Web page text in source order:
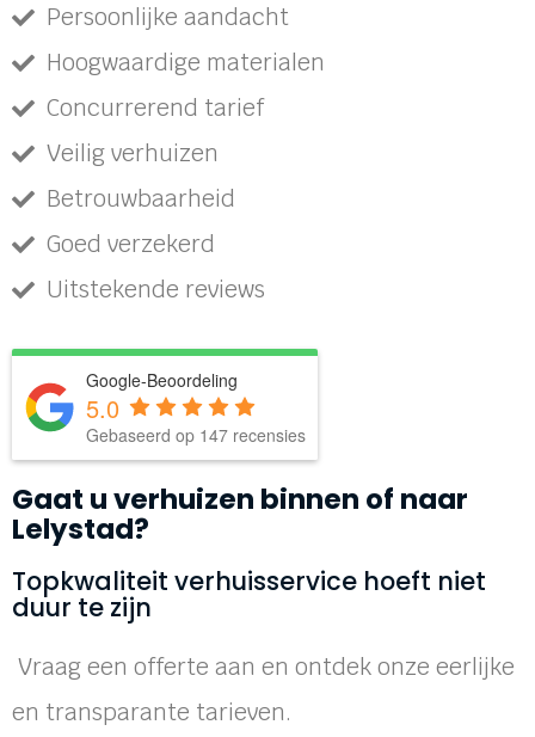
Persoonlijke aandacht
Hoogwaardige materialen
Concurrerend tarief
Veilig verhuizen
Betrouwbaarheid
Goed verzekerd
Uitstekende reviews
Google-Beoordeling
5.0
Gebaseerd op 147 recensies
Gaat u verhuizen binnen of naar
Lelystad?
Topkwaliteit verhuisservice hoeft niet
duur te zijn
Vraag een offerte aan en ontdek onze eerlijke
en transparante tarieven.